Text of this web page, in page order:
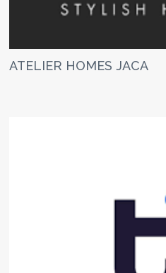
ATELIER HOMES JACA